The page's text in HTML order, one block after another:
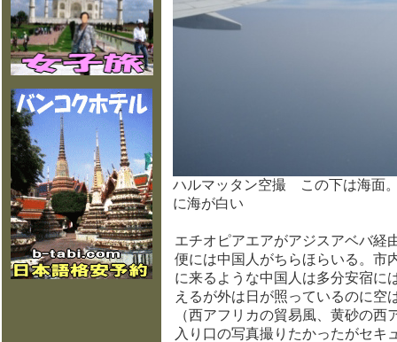
ハルマッタン空撮 この下は海面
に海が白い
エチオピアエアがアジスアベバ経
便には中国人がちらほらいる。市
に来るような中国人は多分安宿に
えるが外は日が照っているのに空
（西アフリカの貿易風、黄砂の
入り口の写真撮りたかったがセキ